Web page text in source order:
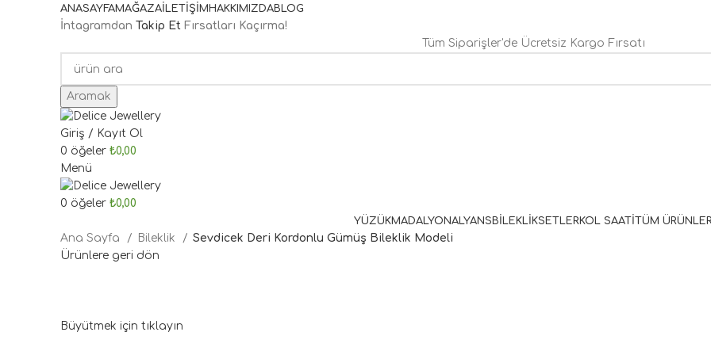
ANASAYFAMAĞAZA İLETIŞIMHAKKIMIZDABLOG
İntagramdan Takip Et Fırsatları Kaçırma!
Tüm Siparişler'de Ücretsiz Kargo Fırsatı
Aramak
Giriş / Kayıt Ol
0 öğeler ₺0,00
Menü
0 öğeler ₺0,00
YÜZÜKMADALYONALYANS BILEKLIKSETLERKOL SAATI TÜM
Ana Sayfa Bileklik
Sevdicek Deri Kordonlu Gümüş Bileklik Modeli
Ürünlere geri dön
Büyütmek için tıklayın